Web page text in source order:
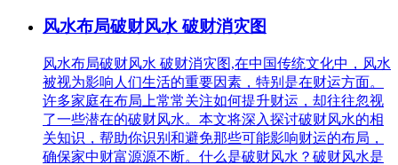
风水布局破财风水 破财消灾图
风水布局破财风水 破财消灾图,在中国传统文化中，风水
被视为影响人们生活的重要因素，特别是在财运方面。
许多家庭在布局上常常关注如何提升财运，却往往忽视
了一些潜在的破财风水。本文将深入探讨破财风水的相
关知识，帮助你识别和避免那些可能影响财运的布局，
确保家中财富源源不断。什么是破财风水？破财风水是